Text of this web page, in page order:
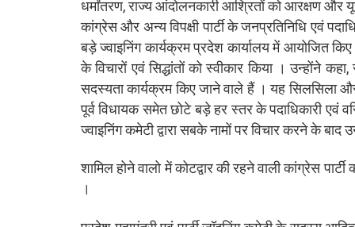
धर्मांतरण, राज्य आंदोलनकारी आश्रितों को आरक्षण
कांग्रेस और अन्य विपक्षी पार्टी के जनप्रतिनिधि एवं
बड़े ज्वाइनिंग कार्यक्रम प्रदेश कार्यालय में आयोजित
के विचारों एवं सिद्धांतों को स्वीकार किया । उन्होंने
सदस्यता कार्यक्रम किए जाने वाले हैं । यह सिलसिला
पूर्व विधायक समेत छोटे बड़े हर स्तर के पदाधिकारी एवं
ज्वाइनिंग कमेटी द्वारा सबके नामों पर विचार करने के बाद
शामिल होने वालो में कोटद्वार की रहने वाली कांग्रेस
।